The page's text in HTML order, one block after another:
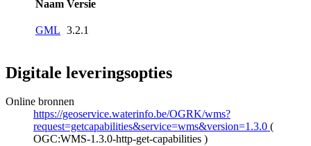
Naam Versie
GML 3.2.1
Digitale leveringsopties
Online bronnen
https://geoservice.waterinfo.be/OGRK/wms?
request=getcapabilities&service=wms&version=1.3.0 (
OGC:WMS-1.3.0-http-get-capabilities )